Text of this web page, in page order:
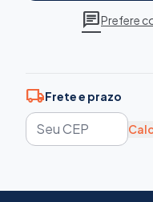
chatPrefere
local_shippingFrete e prazo